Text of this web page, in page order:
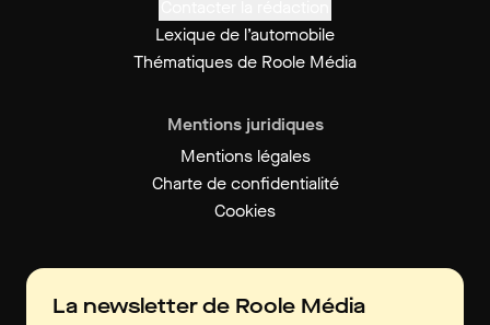
Lexique de l’automobile
Thématiques de Roole Média
Mentions juridiques
Mentions légales
Charte de confidentialité
Cookies
La newsletter de Roole Média